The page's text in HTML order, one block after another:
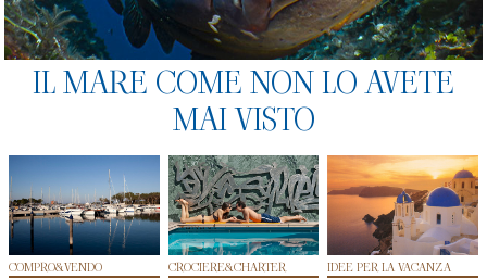
IL MARE COME NON LO AVETE
MAI VISTO
COMPRO&VENDO CROCIERE&CHARTER IDEE PER LA VACANZA